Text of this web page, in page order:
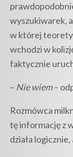
wyszukiwarek,
w której
wchodzi w
faktycznie
– Nie wiem–
Rozmówca
tę informację z
działa